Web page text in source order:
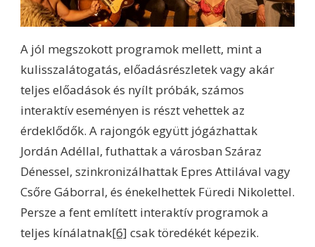
A jól megszokott programok mellett, mint a
kulisszalátogatás, előadásrészletek vagy akár
teljes előadások és nyílt próbák, számos
interaktív eseményen is részt vehettek az
érdeklődők. A rajongók együtt jógázhattak
Jordán Adéllal, futhattak a városban Száraz
Dénessel, szinkronizálhattak Epres Attilával vagy
Csőre Gáborral, és énekelhettek Füredi Nikolettel.
Persze a fent említett interaktív programok a
teljes kínálatnak[6] csak töredékét képezik.